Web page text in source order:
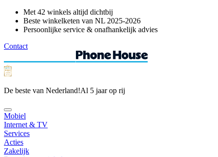
Met 42 winkels altijd dichtbij
Beste winkelketen van NL 2025-2026
Persoonlijke service & onafhankelijk advies
Contact
De beste van Nederland!Al 5 jaar op rij
Mobiel
Internet & TV
Services
Acties
Zakelijk